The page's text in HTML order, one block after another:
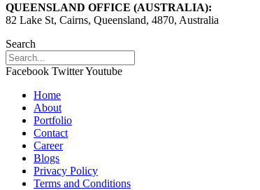
QUEENSLAND OFFICE (AUSTRALIA):
82 Lake St, Cairns, Queensland, 4870, Australia
Search
Facebook TwitterYoutube
Home
About
Portfolio
Contact
Career
Blogs
Privacy Policy
Terms and Conditions